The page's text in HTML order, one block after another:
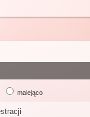
malejąco